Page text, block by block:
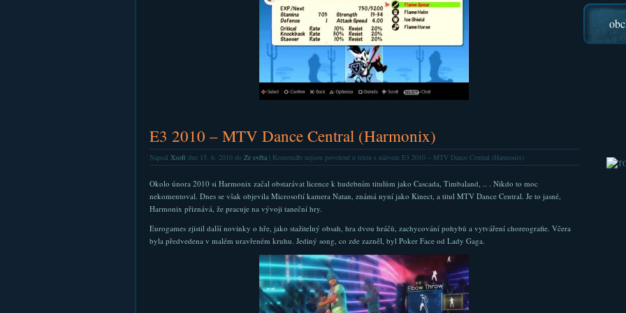
E3 2010 – MTV Dance Central (Harmonix)
Napsal Xsoftdne 15. 6. 2010 do Ze světa| Komentáře nejsou povolenéu textu s názvem E3 2010 – MTV Dance Central (Harmonix)
Okolo února 2010 si Harmonix začal obstarávat licence k hudebním titulům jako Cascada, Timbaland, .. . Nikdo to moc
nekomentoval. Dnes se však objevila Microsoftí kamera Natan, známá nyní jako Kinect, a titul MTV Dance Central. Je to jasné,
Harmonix přiznává, že pracuje na vývoji taneční hry.
Eurogames zjistil další novinky o hře, jako stažitelný obsah, hra dvou hráčů, zachycování pohybů a vytváření choreografie. Včera
byla předvedena v malém uravřeném kruhu. Jediný song, co zde zazněl, byl Poker Face od Lady Gaga.